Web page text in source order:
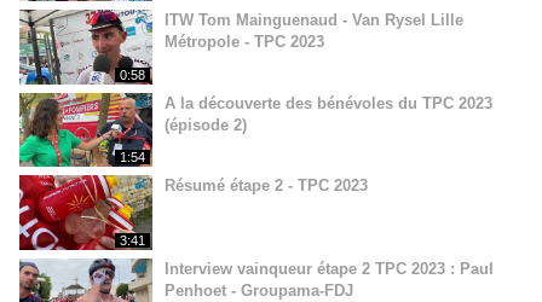
0:58
ITW Tom Mainguenaud - Van Rysel Lille
Métropole - TPC 2023
1:54
A la découverte des bénévoles du TPC 2023
(épisode 2)
3:41
Résumé étape 2 - TPC 2023
Interview vainqueur étape 2 TPC 2023 : Paul
Penhoet - Groupama-FDJ